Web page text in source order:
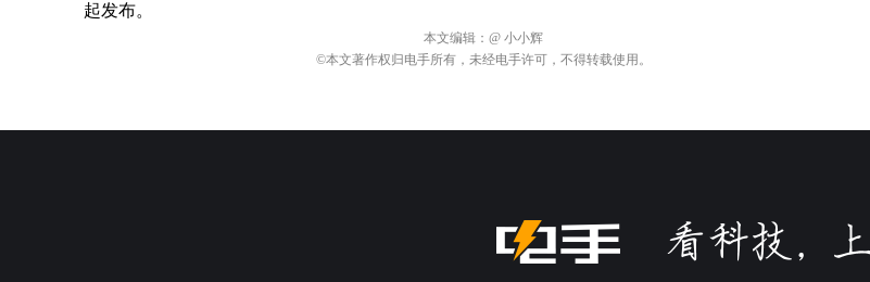
起发布。
本文编辑： @ 小小辉
©本文著作权归电手所有，未经电手许可，不得转载使用。